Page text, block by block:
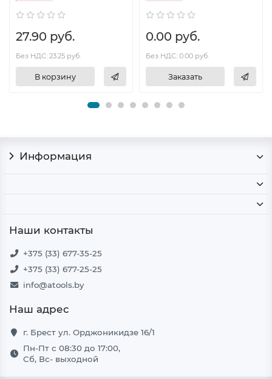
27.90 руб.
Без НДС: 23.25 руб.
В корзину
0.00 руб.
Без НДС: 0.00 руб.
Заказать
Информация
Наши контакты
+375 (33) 677-35-25
+375 (33) 677-25-25
info@atools.by
Наш адрес
г. Брест ул. Орджоникидзе 16/1
Пн-Пт с 08:30 до 17:00,
Сб, Вс- выходной